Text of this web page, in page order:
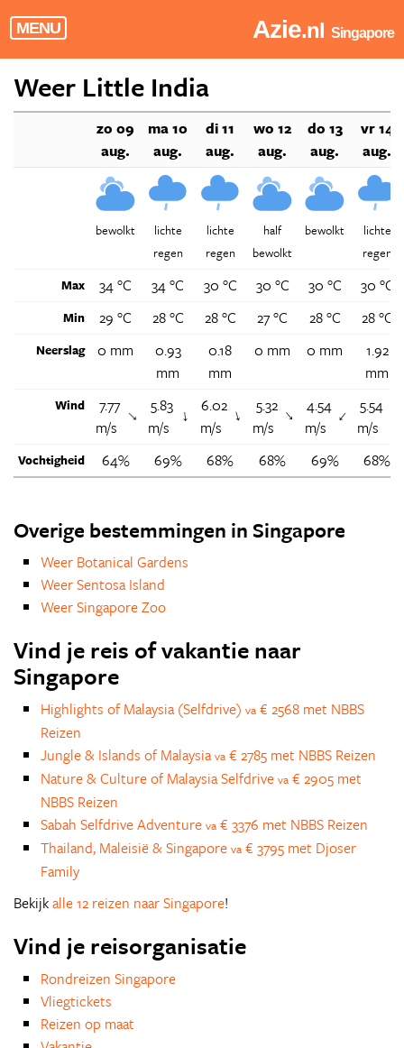
MENU Azie.nl Singapore
Weer Little India
zo 09
aug.
ma 10
aug.
di 11
aug.
wo 12
aug.
do 13
aug.
vr 14
aug.
bewolkt
lichte
regen
lichte
regen
half
bewolkt
bewolkt
lichte
regen
Max
34 °C 34 °C 30 °C 30 °C 30 °C 30 °C
Min 29 °C 28 °C 28 °C 27 °C 28 °C 28 °C
Neerslag 0 mm
0.93
mm
0.18
mm
0 mm 0 mm
1.92
mm
Wind
7.77
m/s ↑
5.83
m/s
↑
6.02
m/s
↑
5.32
m/s ↑
4.54
m/s
↑
5.54
m/s
Vochtigheid 64% 69% 68% 68% 69% 68%
Overige bestemmingen in Singapore
Weer Botanical Gardens
Weer Sentosa Island
Weer Singapore Zoo
Vind je reis of vakantie naar
Singapore
Highlights of Malaysia (Selfdrive) va € 2568 met NBBS
Reizen
Jungle & Islands of Malaysia va € 2785 met NBBS Reizen
Nature & Culture of Malaysia Selfdrive va € 2905 met
NBBS Reizen
Sabah Selfdrive Adventure va € 3376 met NBBS Reizen
Thailand, Maleisië & Singapore va € 3795 met Djoser
Family
Bekijkalle 12 reizen naar Singapore!
Vind je reisorganisatie
Rondreizen Singapore
Vliegtickets
Reizen op maat